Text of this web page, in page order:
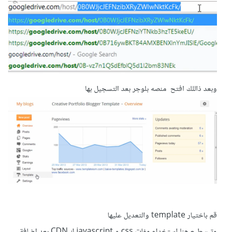
وبعد ذاللك افتح منصه بلوجر بعد التسجيل بها
قم باختيار template والتعديل عليها